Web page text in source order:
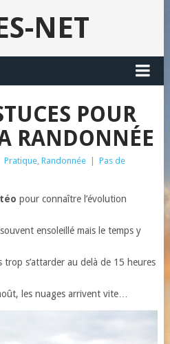
NET
POUR
RANDONNÉE
Pratique, Randonnée
Pas de
pour connaître l’évolution
ensoleillé mais le temps y
trop s’attarder au delà de 15 heures
les nuages arrivent vite…